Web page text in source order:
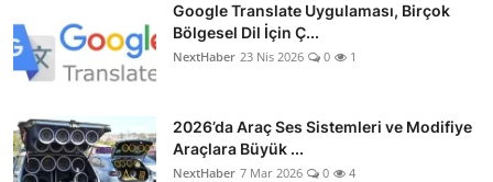
Google Translate Uygulaması, Birçok
Bölgesel Dil İçin Ç...
NextHaber 23 Nis 2026 0 1
2026’da Araç Ses Sistemleri ve Modifiye
Araçlara Büyük ...
NextHaber 7 Mar 2026 0 4